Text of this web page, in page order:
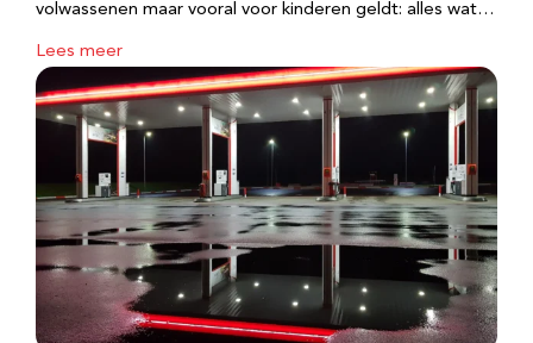
volwassenen maar vooral voor kinderen geldt: alles wat…
Lees meer